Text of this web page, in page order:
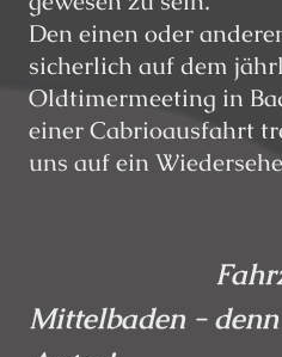
Den einen oder
sicherlich auf dem
Oldtimermeeting in
einer Cabrioausfahrt
uns auf ein
Mittelbaden -